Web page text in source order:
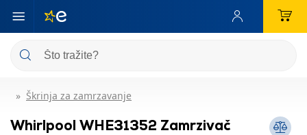
Škrinja za zamrzavanje
Whirlpool WHE31352 Zamrzivač